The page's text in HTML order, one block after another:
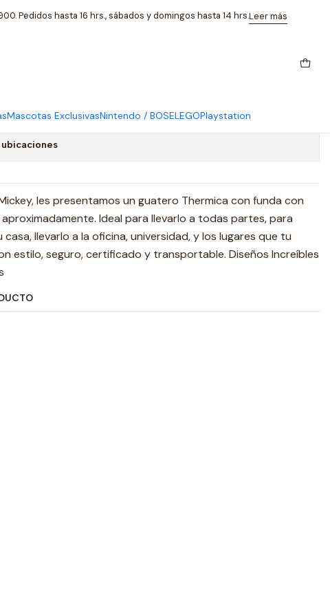
Mascotas ExclusivasNintendo / BOSELEGOPlaystation
Pedidos hasta 16 hrs., sábados y domingos hasta 14 hrs.Leer más
Thermica Chile
Caliente 2Lt. Negro Minnie
les presentamos un guatero Thermica con funda con
Ideal para llevarlo a todas partes, para
llevarlo a la oficina, universidad, y los lugares que tu
estilo, seguro, certificado y transportable. Diseños Increíbles